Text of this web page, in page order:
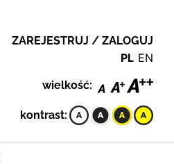
ZAREJESTRUJ / ZALOGUJ
PL EN
wielkość:
kontrast: